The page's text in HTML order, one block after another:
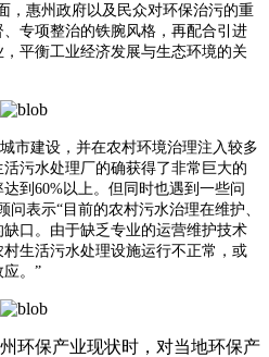
，惠州政府以及民众对环保治污的重
专项整治的铁腕风格，再配合引进
平衡工业经济发展与生态环境的关
市建设，并在农村环境治理注入较多
污水处理厂的确获得了非常巨大的
到60%以上。但同时也遇到一些问
表示“目前的农村污水治理在维护、
口。由于缺乏专业的运营维护技术
生活污水处理设施运行不正常，或
。”
环保产业现状时，对当地环保产